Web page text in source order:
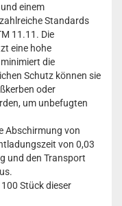
einem
Standards
11.11. Die
eine hohe
die
Schutz können sie
oder
um unbefugten
Abschirmung von
von 0,03
und den Transport
Stück dieser